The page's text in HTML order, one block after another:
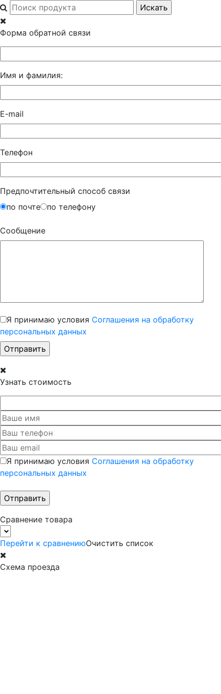
Форма обратной связи
Имя и фамилия:
E-mail
Телефон
Предпочтительный способ связи
по почте
по телефону
Сообщение
Я принимаю условия Соглашения на обработку
персональных данных
Узнать стоимость
Я принимаю условия Соглашения на обработку
персональных данных
Сравнение товара
Перейти к сравнениюОчистить список
Схема проезда